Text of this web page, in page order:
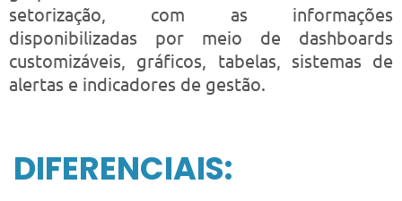
setorização, com as informações
disponibilizadas por meio de dashboards
customizáveis, gráficos, tabelas, sistemas de
alertas e indicadores de gestão.
DIFERENCIAIS: